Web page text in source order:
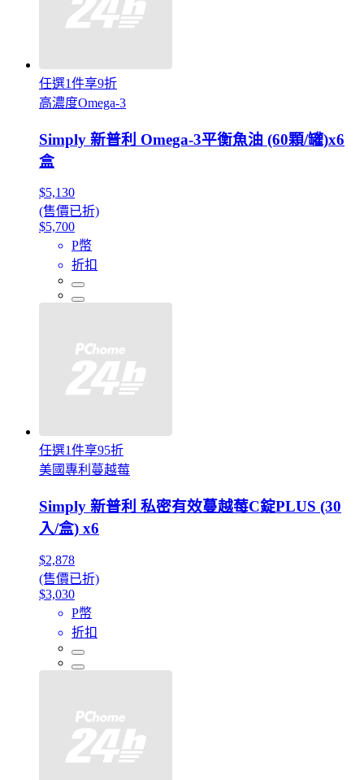
任選1件享9折
高濃度Omega-3
Simply 新普利 Omega-3平衡魚油 (60顆/罐)x6
盒
$5,130
(售價已折)
$5,700
P幣
折扣
任選1件享95折
美國專利蔓越莓
Simply 新普利 私密有效蔓越莓C錠PLUS (30
入/盒) x6
$2,878
(售價已折)
$3,030
P幣
折扣